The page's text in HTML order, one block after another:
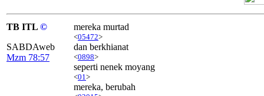
TB ITL ©
SABDAweb
Mzm 78:57
mereka murtad
<05472>
dan berkhianat
<0898>
seperti nenek moyang
<01 >
mereka, berubah